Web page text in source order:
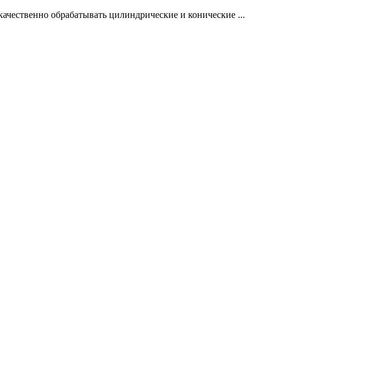
обрабатывать цилиндрические и конические ...